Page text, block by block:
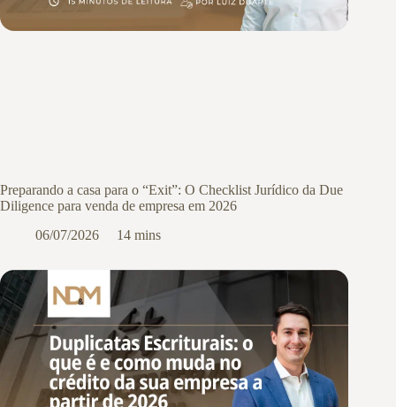
Preparando a casa para o “Exit”: O Checklist Jurídico da Due
Diligence para venda de empresa em 2026
06/07/2026
14 mins